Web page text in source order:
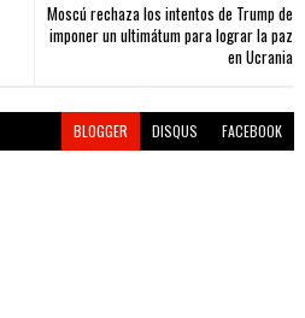
Moscú rechaza los intentos de Trump de
imponer un ultimátum para lograr la paz
en Ucrania
BLOGGER DISQUS FACEBOOK